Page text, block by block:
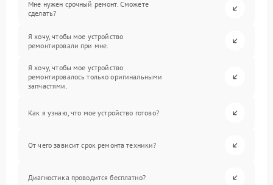
Мне нужен срочный ремонт. Сможете
сделать?
Я хочу, чтобы мое устройство
ремонтировали при мне.
Я хочу, чтобы мое устройство
ремонтировалось только оригинальными
запчастями.
Как я узнаю, что мое устройство готово?
От чего зависит срок ремонта техники?
Диагностика проводится бесплатно?